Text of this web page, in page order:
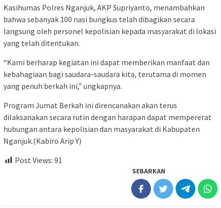
Kasihumas Polres Nganjuk, AKP Supriyanto, menambahkan
bahwa sebanyak 100 nasi bungkus telah dibagikan secara
langsung oleh personel kepolisian kepada masyarakat di lokasi
yang telah ditentukan.
“Kami berharap kegiatan ini dapat memberikan manfaat dan
kebahagiaan bagi saudara-saudara kita, terutama di momen
yang penuh berkah ini,” ungkapnya.
Program Jumat Berkah ini direncanakan akan terus
dilaksanakan secara rutin dengan harapan dapat mempererat
hubungan antara kepolisian dan masyarakat di Kabupaten
Nganjuk.(Kabiro Arip Y)
Post Views: 91
SEBARKAN